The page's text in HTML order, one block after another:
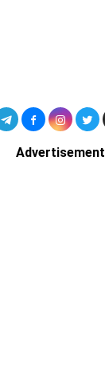
Advertisement